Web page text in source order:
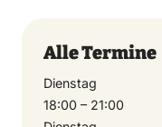
Alle Termine
Dienstag
18:00 – 21:00